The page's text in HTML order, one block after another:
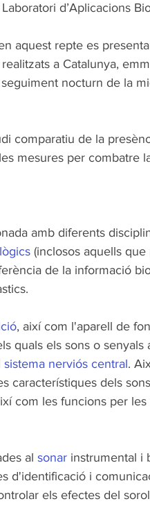
d’Aplicacions
aquest repte es
a Catalunya,
nocturn de la
comparatiu de la
mesures per combatre
amb diferents
(inclosos aquells
de la informació
, així com l'aparell de
quals els sons o senyals
sistema nerviós central.
característiques dels
com les funcions per les
al sonar instrumental i
d'identificació i
els efectes del